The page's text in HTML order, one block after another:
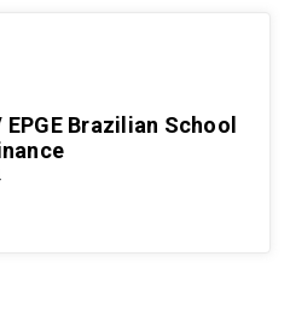
Brazilian School